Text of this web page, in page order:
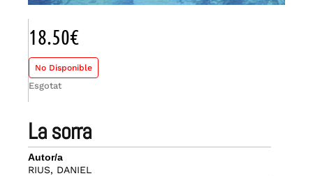
la sorra
Autor/a
RIUS, DANIEL
18.50€
No Disponible
Esgotat